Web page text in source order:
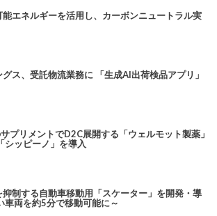
エネルギーを活用し、カーボンニュートラル実
ス、受託物流業務に 「生成AI出荷検品アプリ」
プリメントでD2C展開する「ウェルモット製薬」
シッピーノ」を導入
制する自動車移動用「スケーター」を開発・導
車両を約5分で移動可能に～